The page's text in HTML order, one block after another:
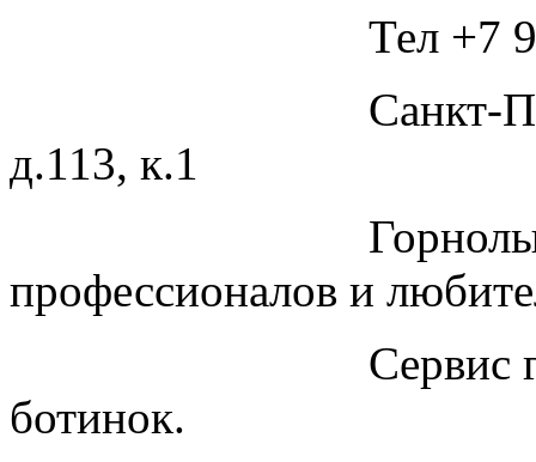
Тел +7
Санкт-
д.113, к.1
профессионалов и
Сервис
ботинок.